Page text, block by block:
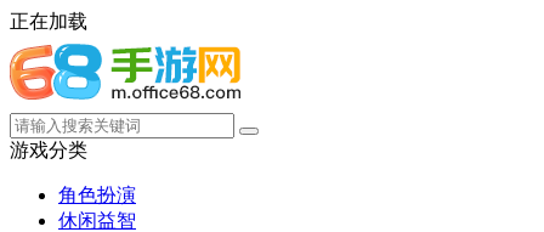
正在加载
游戏分类
角色扮演
休闲益智